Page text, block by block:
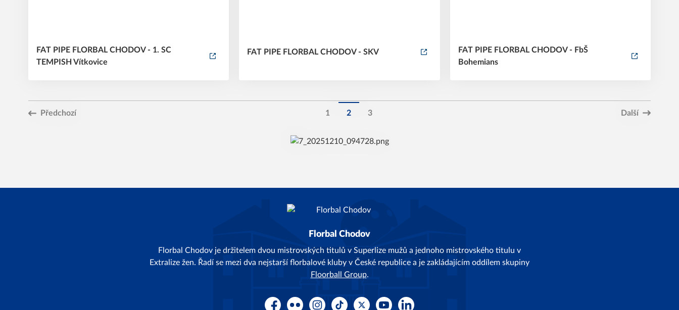
FAT PIPE FLORBAL CHODOV - 1. SC
TEMPISH Vítkovice
FAT PIPE FLORBAL CHODOV - SKV
FAT PIPE FLORBAL CHODOV - FbŠ
Bohemians
Předchozí 1 2 3 Další
Florbal Chodov
Florbal Chodov je držitelem dvou mistrovských titulů v Superlize mužů a jednoho mistrovského titulu v
Extralize žen. Řadí se mezi dva nejstarší florbalové kluby v České republice a je zakládajícím oddílem skupiny
Floorball Group.